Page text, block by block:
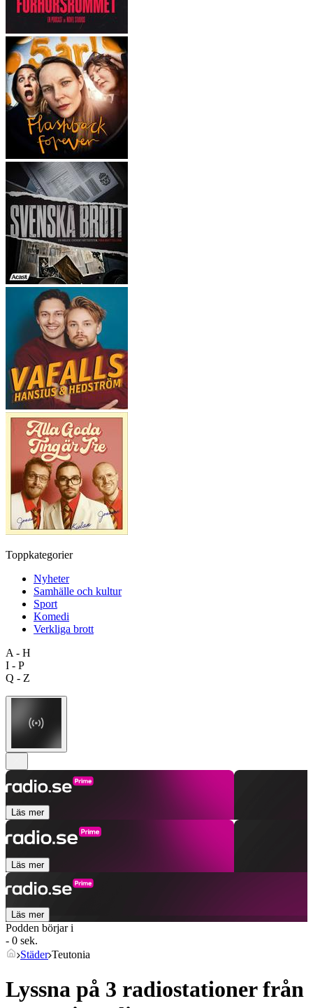
Toppkategorier
Nyheter
Samhälle och kultur
Sport
Komedi
Verkliga brott
A - H
I - P
Q - Z
Läs mer
Läs mer
Läs mer
Podden börjar i
- 0 sek.
Städer Teutonia
Lyssna på 3 radiostationer från